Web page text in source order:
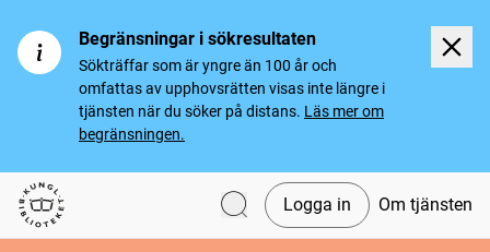
Begränsningar i sökresultaten
Sökträffar som är yngre än 100 år och
omfattas av upphovsrätten visas inte längre i
tjänsten när du söker på distans. Läs mer om
begränsningen.
Svenska tidningar
Logga in Om tjänsten